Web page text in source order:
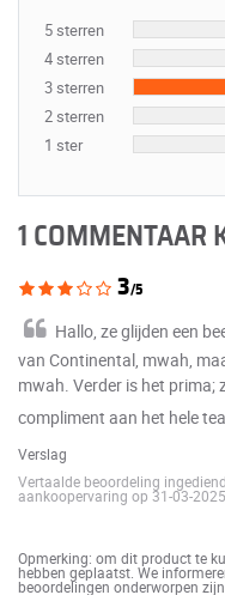
5 sterren
4 sterren
3 sterren
2 sterren
1 ster
1 COMMENTAAR
3/5
Hallo, ze glijden een
van Continental, mwah,
mwah. Verder is het prima;
compliment aan het hele
Verslag
Vertaalde beoordeling
aankoopervaring op 31-03-2025
Opmerking: om dit product te
hebben geplaatst. We
beoordelingen onderworpen